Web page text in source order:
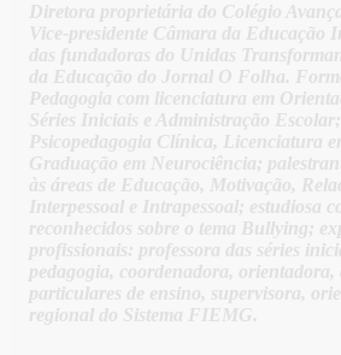
Diretora proprietária do Colégio
Vice-presidente Câmara da Educação
das fundadoras do Unidas
da Educação do Jornal O Folha.
Pedagogia com licenciatura em
Séries Iniciais e Administração
Psicopedagogia Clínica, Licenciatura
Graduação em Neurociência;
às áreas de Educação, Motivação,
Interpessoal e Intrapessoal; estudiosa
reconhecidos sobre o tema Bullying;
profissionais: professora das séries
pedagogia, coordenadora, orientadora,
particulares de ensino, supervisora,
regional do Sistema FIEMG.